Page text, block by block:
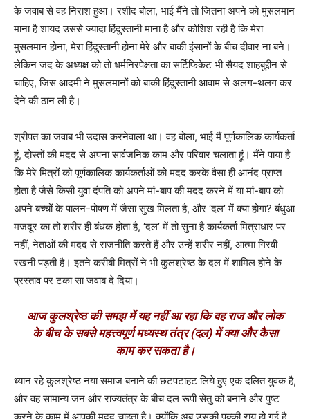
के जवाब से वह निराश हुआ। रशीद बोला, भाई मैंने तो जितना अपने को मुसलमान
माना है शायद उससे ज्यादा हिंदुस्तानी माना है और कोशिश रही है कि मेरा
मुसलमान होना, मेरा हिंदुस्तानी होना मेरे और बाकी इंसानों के बीच दीवार ना बने।
लेकिन जद के अध्यक्ष को तो धर्मनिरपेक्षता का सर्टिफिकेट भी सैयद शाहबुद्दीन से
चाहिए, जिस आदमी ने मुसलमानों को बाकी हिंदुस्तानी आवाम से अलग-थलग कर
देने की ठान ली है।
श्रीपत का जवाब भी उदास करनेवाला था। वह बोला, भाई मैं पूर्णकालिक कार्यकर्ता
हूं, दोस्तों की मदद से अपना सार्वजनिक काम और परिवार चलाता हूं। मैंने पाया है
कि मेरे मित्रों को पूर्णकालिक कार्यकर्ताओं को मदद करके वैसा ही आनंद प्राप्त
होता है जैसे किसी युवा दंपति को अपने मां-बाप की मदद करने में या मां-बाप को
अपने बच्चों के पालन-पोषण में जैसा सुख मिलता है, और ‘दल’ में क्या होगा? बंधुआ
मजदूर का तो शरीर ही बंधक होता है, ‘दल’ में तो सुना है कार्यकर्ता मित्राधार पर
नहीं, नेताओं की मदद से राजनीति करते हैं और उन्हें शरीर नहीं, आत्मा गिरवी
रखनी पड़ती है। इतने करीबी मित्रों ने भी कुलश्रेष्ठ के दल में शामिल होने के
प्रस्ताव पर टका सा जवाब दे दिया।
आज कुलश्रेष्ठ की समझ में यह नहीं आ रहा कि वह राज और लोक
के बीच के सबसे महत्त्वपूर्ण मध्यस्थ तंत्र (दल) में क्या और कैसा
काम कर सकता है।
ध्यान रहे कुलश्रेष्ठ नया समाज बनाने की छटपटाहट लिये हुए एक दलित युवक है,
और वह सामान्य जन और राज्यतंत्र के बीच दल रूपी सेतु को बनाने और पुष्ट